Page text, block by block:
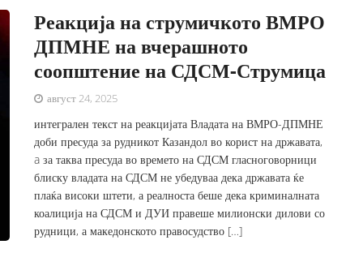
Реакција на струмичкото ВМРО
ДПМНЕ на вчерашното
соопштение на СДСМ-Струмица
август 24, 2025
интегрален текст на реакцијата Владата на ВМРО-ДПМНЕ
доби пресуда за рудникот Казандол во корист на државата,
a за таква пресуда во времето на СДСМ гласноговорници
блиску владата на СДСМ не убедуваа дека државата ќе
плаќа високи штети, а реалноста беше дека криминалната
коалиција на СДСМ и ДУИ правеше милионски дилови со
рудници, а македонското правосудство […]